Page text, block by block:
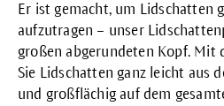
Er ist gemacht, um Lidschatten
aufzutragen – unser
großen abgerundeten Kopf. Mit
Sie Lidschatten ganz leicht aus
und großflächig auf dem